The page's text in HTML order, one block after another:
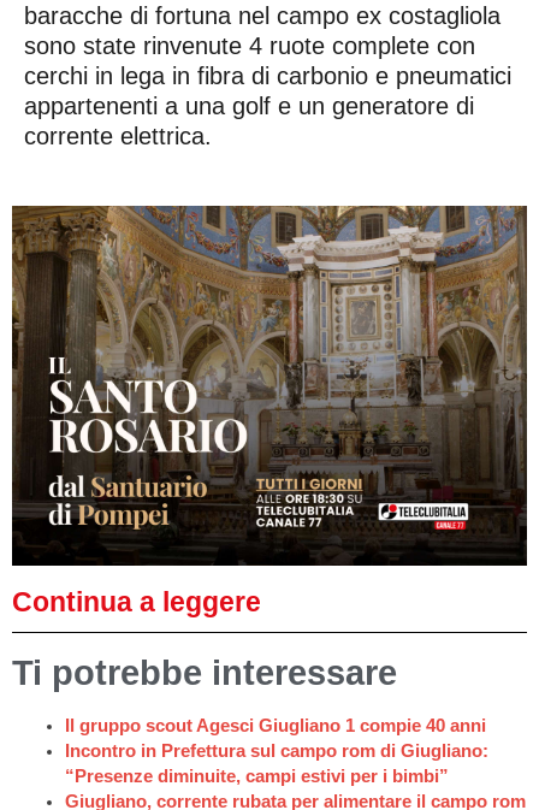
baracche di fortuna nel campo ex costagliola
sono state rinvenute 4 ruote complete con
cerchi in lega in fibra di carbonio e pneumatici
appartenenti a una golf e un generatore di
corrente elettrica.
Continua a leggere
Ti potrebbe interessare
Il gruppo scout Agesci Giugliano 1 compie 40 anni
Incontro in Prefettura sul campo rom di Giugliano:
“Presenze diminuite, campi estivi per i bimbi”
Giugliano, corrente rubata per alimentare il campo rom